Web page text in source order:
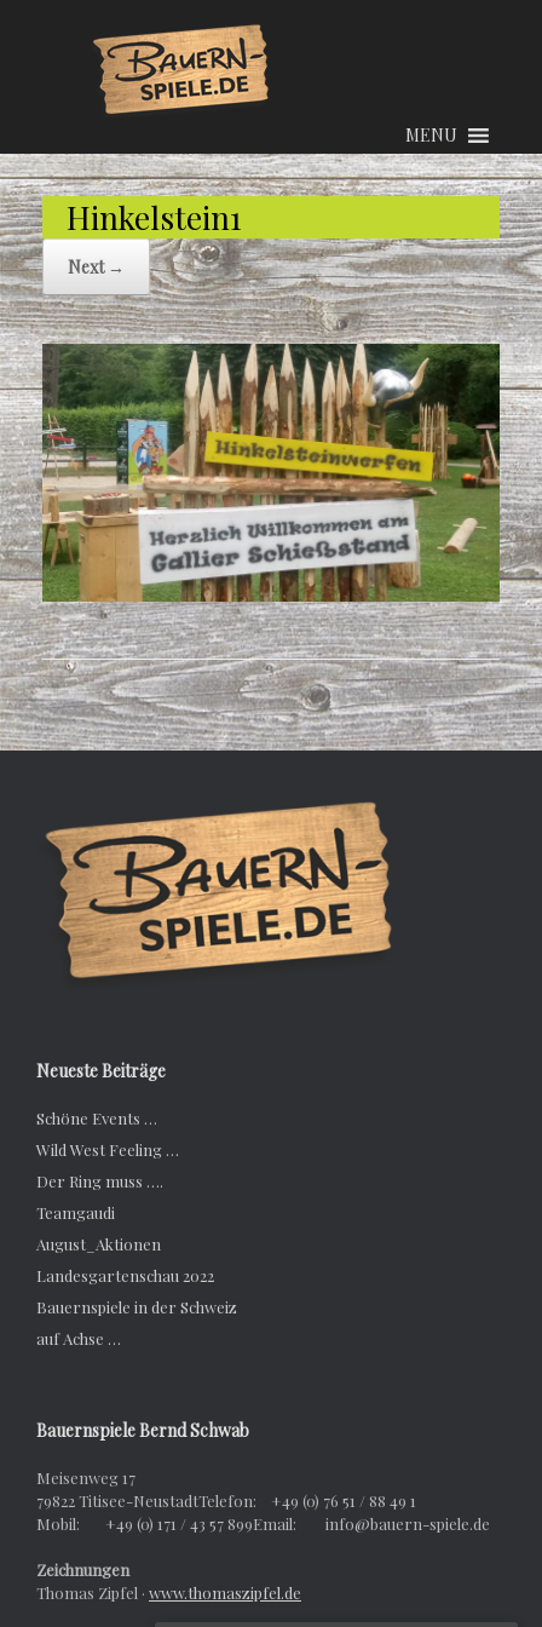
MENU
Hinkelstein1
Next →
Neueste Beiträge
Schöne Events …
Wild West Feeling …
Der Ring muss ….
Teamgaudi
August_Aktionen
Landesgartenschau 2022
Bauernspiele in der Schweiz
auf Achse …
Bauernspiele Bernd Schwab
Meisenweg 17
79822 Titisee-NeustadtTelefon: +49 (0) 76 51 / 88 49 1
Mobil: +49 (0) 171 / 43 57 899Email: info@bauern-spiele.de
Zeichnungen
Thomas Zipfel · www.thomaszipfel.de